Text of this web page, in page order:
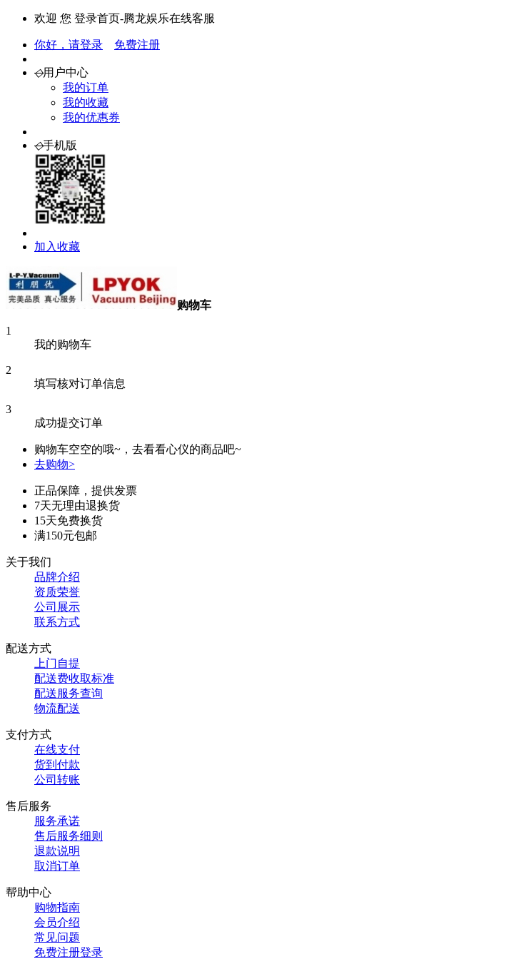
欢迎 您 登录首页-腾龙娱乐在线客服
你好，请登录 免费注册
◇用户中心
我的订单
我的收藏
我的优惠券
◇手机版
加入收藏
购物车
1
我的购物车
2
填写核对订单信息
3
成功提交订单
购物车空空的哦~，去看看心仪的商品吧~
去购物>
正品保障，提供发票
7天无理由退换货
15天免费换货
满150元包邮
关于我们
品牌介绍
资质荣誉
公司展示
联系方式
配送方式
上门自提
配送费收取标准
配送服务查询
物流配送
支付方式
在线支付
货到付款
公司转账
售后服务
服务承诺
售后服务细则
退款说明
取消订单
帮助中心
购物指南
会员介绍
常见问题
免费注册登录